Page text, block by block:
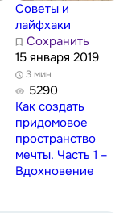
Советы и
лайфхаки
Сохранить
15 января 2019
3 мин
5290
Как создать
придомовое
пространство
мечты. Часть 1 –
Вдохновение